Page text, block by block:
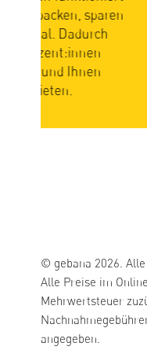
Ihre
Sie warten
die Reise zu
lohnt sich,
einfach
© gebana 2026.
Alle Preise im
Mehrwertsteuer
angegeben.